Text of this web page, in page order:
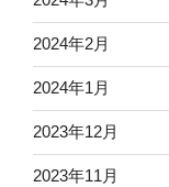
2024年2月
2024年1月
2023年12月
2023年11月